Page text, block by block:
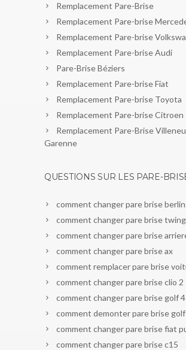
Remplacement Pare-Brise
Remplacement Pare-brise
Remplacement Pare-brise
Remplacement Pare-brise Audi
Pare-Brise Béziers
Remplacement Pare-brise Fiat
Remplacement Pare-brise Toyota
Remplacement Pare-brise Citroen
Remplacement Pare-Brise
Garenne
QUESTIONS SUR LES PARE-
comment changer pare brise
comment changer pare brise
comment changer pare brise
comment changer pare brise ax
comment remplacer pare brise
comment changer pare brise clio 2
comment changer pare brise golf 4
comment demonter pare brise golf
comment changer pare brise fiat
comment changer pare brise c15